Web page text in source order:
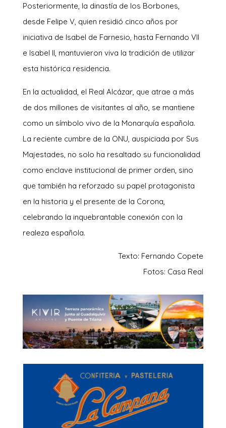
Posteriormente, la dinastía de los Borbones,
desde Felipe V, quien residió cinco años por
iniciativa de Isabel de Farnesio, hasta Fernando VII
e Isabel II, mantuvieron viva la tradición de utilizar
esta histórica residencia.
En la actualidad, el Real Alcázar, que atrae a más
de dos millones de visitantes al año, se mantiene
como un símbolo vivo de la Monarquía española.
La reciente cumbre de la ONU, auspiciada por Sus
Majestades, no solo ha resaltado su funcionalidad
como enclave institucional de primer orden, sino
que también ha reforzado su papel protagonista
en la historia y el presente de la Corona,
celebrando la inquebrantable conexión con la
realeza española.
Texto: Fernando Copete
Fotos: Casa Real